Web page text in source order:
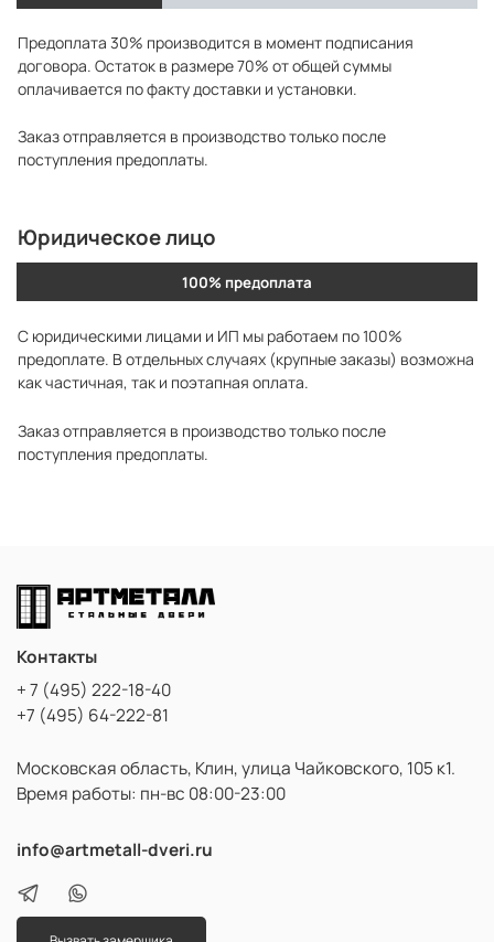
Предоплата 30% производится в момент подписания
договора. Остаток в размере 70% от общей суммы
оплачивается по факту доставки и установки.
Заказ отправляется в производство только после
поступления предоплаты.
Юридическое лицо
100% предоплата
С юридическими лицами и ИП мы работаем по 100%
предоплате. В отдельных случаях (крупные заказы) возможна
как частичная, так и поэтапная оплата.
Заказ отправляется в производство только после
поступления предоплаты.
Контакты
+ 7 (495) 222-18-40
+7 (495) 64-222-81
Московская область, Клин, улица Чайковского, 105 к1.
Время работы: пн-вс 08:00-23:00
info@artmetall-dveri.ru